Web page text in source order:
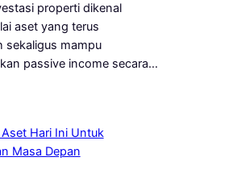
properti dikenal
aset yang terus
sekaligus mampu
passive income secara…